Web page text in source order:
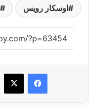
اوسكار رويس